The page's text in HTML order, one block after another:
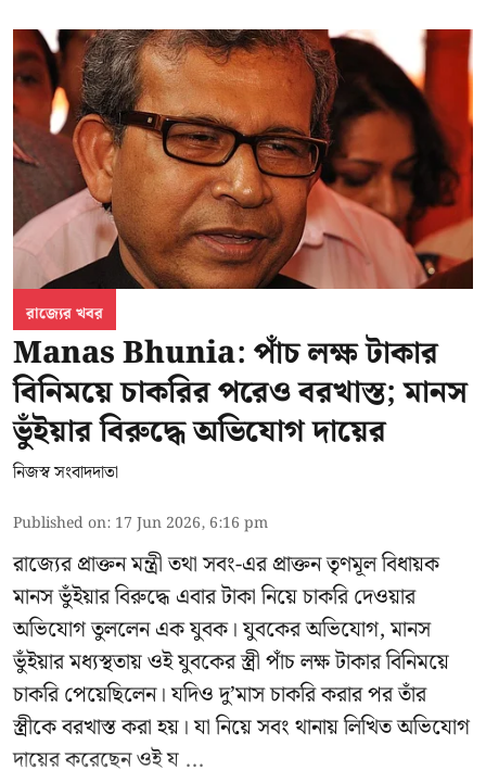
রাজ্যের খবর
Manas Bhunia: পাঁচ লক্ষ টাকার
বিনিময়ে চাকরির পরেও বরখাস্ত; মানস
ভুঁইয়ার বিরুদ্ধে অভিযোগ দায়ের
নিজস্ব সংবাদদাতা
Published on: 17 Jun 2026, 6:16 pm
রাজ্যের প্রাক্তন মন্ত্রী তথা সবং-এর প্রাক্তন তৃণমূল বিধায়ক
মানস ভুঁইয়ারবিরুদ্ধে এবার টাকা নিয়ে চাকরি দেওয়ার
অভিযোগ তুললেন এক যুবক। যুবকের অভিযোগ, মানস
ভুঁইয়ার মধ্যস্থতায় ওই যুবকের স্ত্রী পাঁচ লক্ষ টাকার বিনিময়ে
চাকরি পেয়েছিলেন। যদিও দু’মাস চাকরি করার পর তাঁর
স্ত্রীকে বরখাস্ত করা হয়। যা নিয়ে সবং থানায় লিখিত অভিযোগ
দায়ের করেছেন ওই য ...